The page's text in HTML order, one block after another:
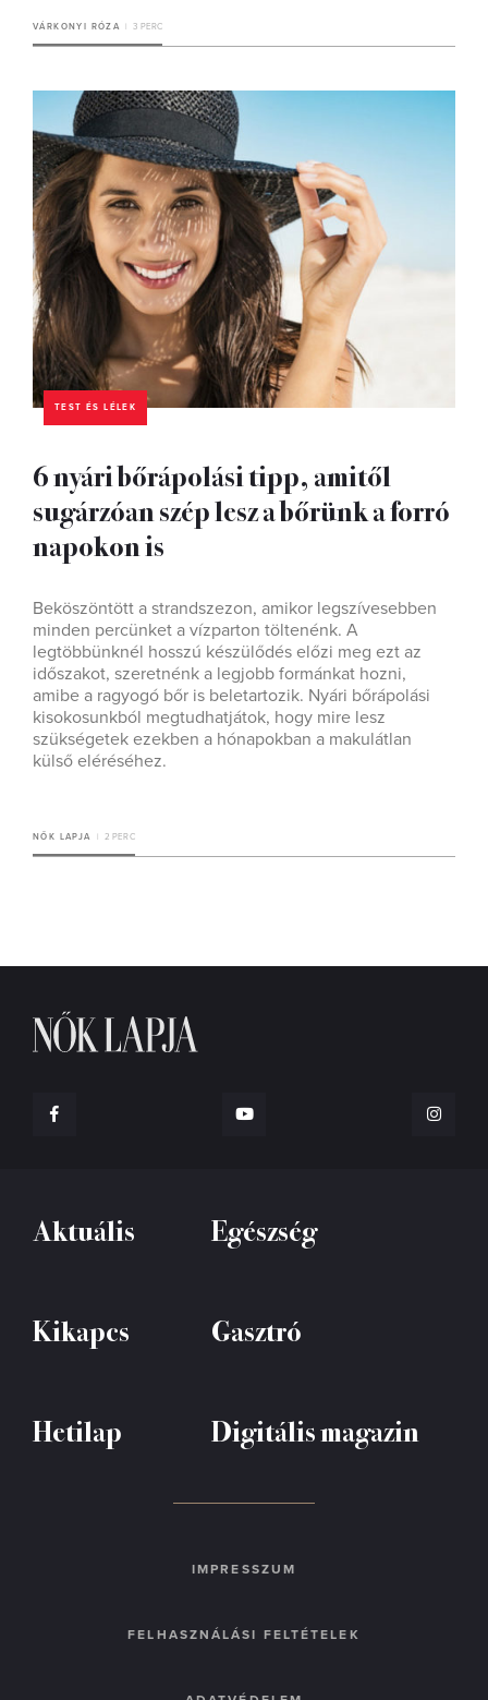
VÁRKONYI RÓZA 3 PERC
TEST ÉS LÉLEK
6 nyári bőrápolási tipp, amitől
sugárzóan szép lesz a bőrünk a forró
napokon is
Beköszöntött a strandszezon, amikor legszívesebben
minden percünket a vízparton töltenénk. A
legtöbbünknél hosszú készülődés előzi meg ezt az
időszakot, szeretnénk a legjobb formánkat hozni,
amibe a ragyogó bőr is beletartozik. Nyári bőrápolási
kisokosunkból megtudhatjátok, hogy mire lesz
szükségetek ezekben a hónapokban a makulátlan
külső eléréséhez.
NŐK LAPJA 2 PERC
Aktuális Egészség
Kikapcs Gasztró
Hetilap Digitális magazin
IMPRESSZUM
FELHASZNÁLÁSI FELTÉTELEK